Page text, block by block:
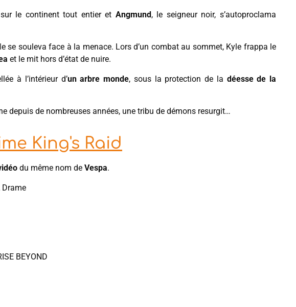
le continent tout entier et Angmund, le seigneur noir, s’autoproclama
se souleva face à la menace. Lors d’un combat au sommet, Kyle frappa le
et le mit hors d’état de nuire.
à l’intérieur d’un arbre monde, sous la protection de la déesse de la
depuis de nombreuses années, une tribu de démons resurgit…
King's Raid
du même nom de Vespa.
Drame
BEYOND